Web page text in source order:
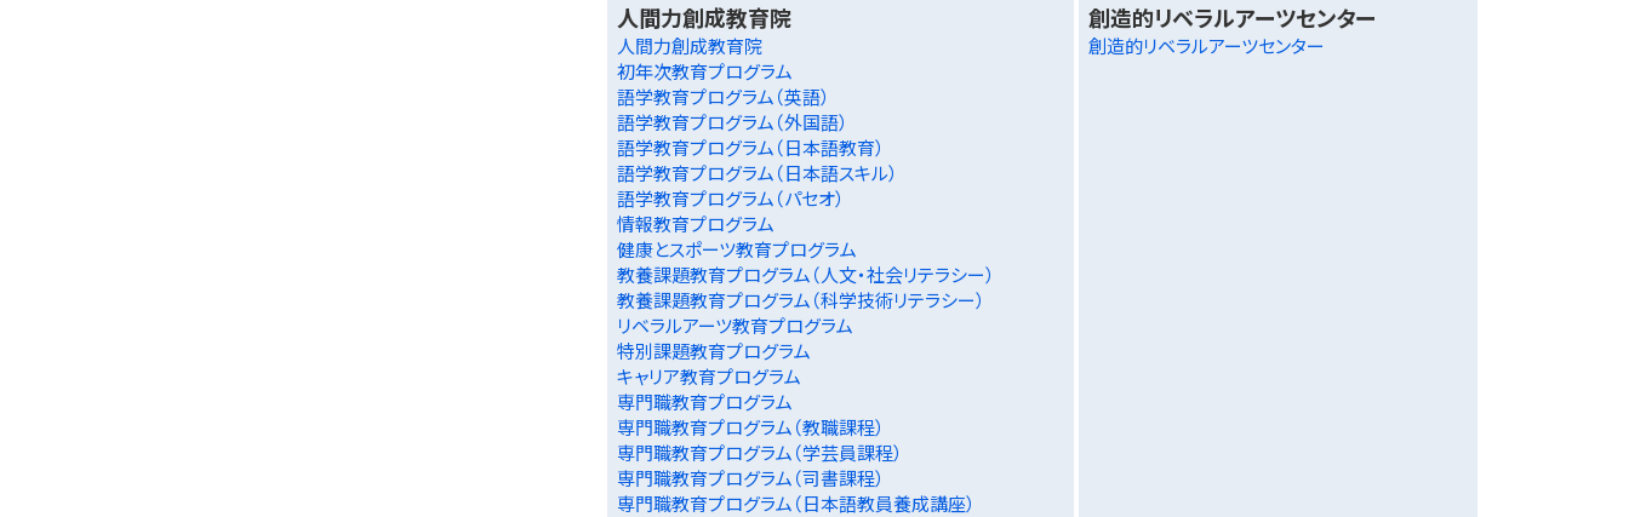
人間力創成教育院
人間力創成教育院
初年次教育プログラム
語学教育プログラム（英語）
語学教育プログラム（外国語）
語学教育プログラム（日本語教育）
語学教育プログラム（日本語スキル）
語学教育プログラム（パセオ）
情報教育プログラム
健康とスポーツ教育プログラム
教養課題教育プログラム（人文・社会リテラシー）
教養課題教育プログラム（科学技術リテラシー）
リベラルアーツ教育プログラム
特別課題教育プログラム
キャリア教育プログラム
専門職教育プログラム
専門職教育プログラム（教職課程）
専門職教育プログラム（学芸員課程）
専門職教育プログラム（司書課程）
専門職教育プログラム（日本語教員養成講座）
創造的リベラルアーツセンター
創造的リベラルアーツセンター